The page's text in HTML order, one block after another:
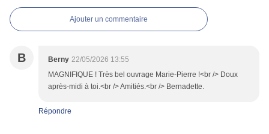
Ajouter un commentaire
B Berny 22/05/2026 13:55
MAGNIFIQUE ! Très bel ouvrage Marie-Pierre !<br /> Doux
après-midi à toi.<br /> Amitiés.<br /> Bernadette.
Répondre